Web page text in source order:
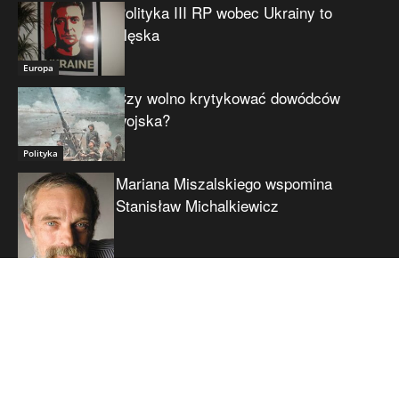
Europa
Polityka III RP wobec Ukrainy to
klęska
Polityka
Czy wolno krytykować dowódców
wojska?
Mariana Miszalskiego wspomina
Stanisław Michalkiewicz